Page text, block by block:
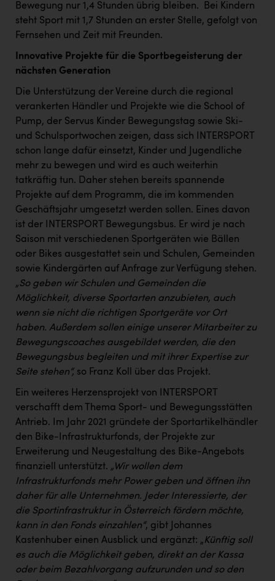
Bewegung nur 1,4 Stunden übrig bleiben. ​ Bei Kindern
steht Sport mit 1,7 Stunden an erster Stelle, gefolgt von
Fernsehen und Zeit mit Freunden. ​
Innovative Projekte für die Sportbegeisterung der
nächsten Generation
Die Unterstützung der Vereine durch die regional
verankerten Händler und Projekte wie die School of
Pump, der Servus Kinder Bewegungstag sowie Ski-
und Schulsportwochen zeigen, dass sich INTERSPORT
schon lange dafür einsetzt, Kinder und Jugendliche
mehr zu bewegen und wird es auch weiterhin
tatkräftig tun. Daher stehen bereits spannende
Projekte auf dem Programm, die im kommenden
Geschäftsjahr umgesetzt werden sollen. Eines davon
ist der INTERSPORT Bewegungsbus. Er wird je nach
Saison mit verschiedenen Sportgeräten wie Bällen
oder Bikes ausgestattet sein und Schulen, Gemeinden
sowie Kindergärten auf Anfrage zur Verfügung stehen.
„So geben wir Schulen und Gemeinden die
Möglichkeit, diverse Sportarten anzubieten, auch
wenn sie nicht die richtigen Sportgeräte vor Ort
haben. Außerdem sollen einige unserer Mitarbeiter zu
Bewegungscoaches ausgebildet werden, die den
Bewegungsbus begleiten und mit ihrer Expertise zur
Seite stehen“, so Franz Koll über das Projekt.
Ein weiteres Herzensprojekt von INTERSPORT
verschafft dem Thema Sport- und Bewegungsstätten
Antrieb. Im Jahr 2021 gründete der Sportartikelhändler
den Bike-Infrastrukturfonds, der Projekte zur
Erweiterung und Neugestaltung des Bike-Angebots
finanziell unterstützt. „Wir wollen dem
Infrastrukturfonds mehr Power geben und öffnen ihn
daher für alle Unternehmen. Jeder Interessierte, der
die Sportinfrastruktur in Österreich fördern möchte,
kann in den Fonds einzahlen“, gibt Johannes
Kastenhuber einen Ausblick und ergänzt: „Künftig soll
es auch die Möglichkeit geben, direkt an der Kassa
oder beim Bezahlvorgang aufzurunden und so den